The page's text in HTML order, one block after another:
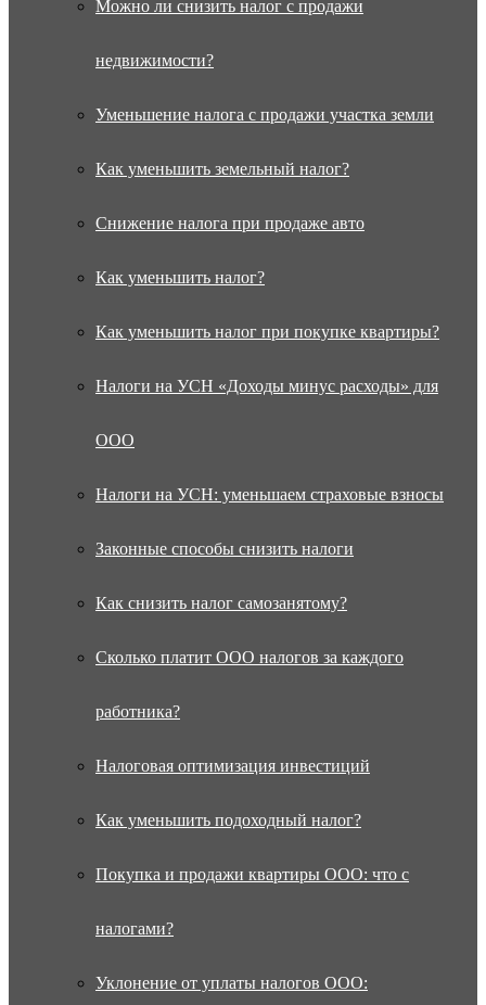
Можно ли снизить налог с продажи
недвижимости?
Уменьшение налога с продажи участка земли
Как уменьшить земельный налог?
Снижение налога при продаже авто
Как уменьшить налог?
Как уменьшить налог при покупке квартиры?
Налоги на УСН «Доходы минус расходы» для
ООО
Налоги на УСН: уменьшаем страховые взносы
Законные способы снизить налоги
Как снизить налог самозанятому?
Сколько платит ООО налогов за каждого
работника?
Налоговая оптимизация инвестиций
Как уменьшить подоходный налог?
Покупка и продажи квартиры ООО: что с
налогами?
Уклонение от уплаты налогов ООО: